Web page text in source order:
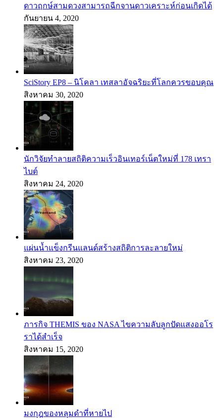
ดาวฤกษ์สามดวงสามารถฉีกจานดาวเคราะห์ก่อนเกิดได้
กันยายน 4, 2020
SciStory EP8 – นิโคลา เทสลาอัจฉริยะที่โลกควรขอบคุณ
สิงหาคม 30, 2020
นักวิจัยทำลายสถิติความเร็วอินเทอร์เน็ตใหม่ที่ 178 เทรา
ไบต์
สิงหาคม 24, 2020
แผ่นน้ำแข็งกรีนแลนด์สร้างสถิติการละลายใหม่
สิงหาคม 23, 2020
ภารกิจ THEMIS ของ NASA ไขความลับลูกปัดแสงออโร
ราได้สำเร็จ
สิงหาคม 15, 2020
มงกุฎของหลุมดำที่หายไป